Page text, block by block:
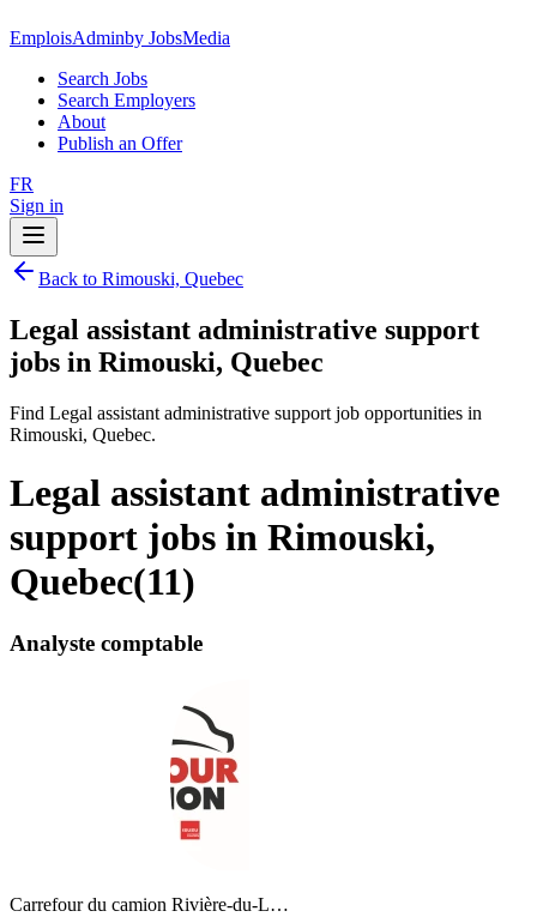
EmploisAdminby JobsMedia
Search Jobs
Search Employers
About
Publish an Offer
FR
Sign in
Back to Rimouski, Quebec
Legal assistant administrative support
jobs in Rimouski, Quebec
Find Legal assistant administrative support job opportunities in
Rimouski, Quebec.
Legal assistant administrative
support jobs in Rimouski,
Quebec(11)
Analyste comptable
Carrefour du camion Rivière-du-L…